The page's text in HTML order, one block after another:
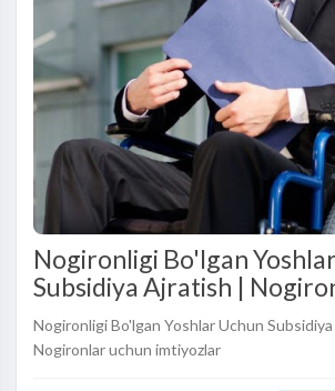
Nogironligi Bo'lgan
Subsidiya Ajratish |
imtiyozlar
Nogironligi Bo'lgan Yoshlar Uchun
Nogironlar uchun imtiyozlar